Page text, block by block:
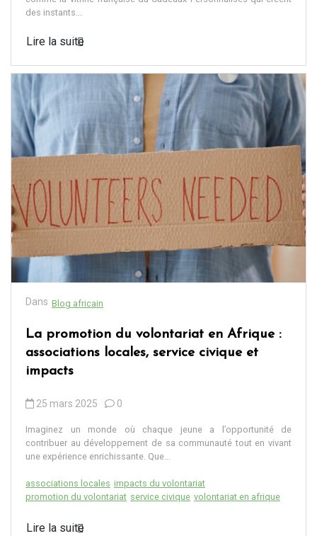
des instants...
Lire la suite
Dans Blog africain
La promotion du volontariat en Afrique :
associations locales, service civique et
impacts
25 mars 2025 0
Imaginez un monde où chaque jeune a l’opportunité de
contribuer au développement de sa communauté tout en vivant
une expérience enrichissante. Que...
associations locales impacts du volontariat
promotion du volontariat service civique volontariat en afrique
Lire la suite